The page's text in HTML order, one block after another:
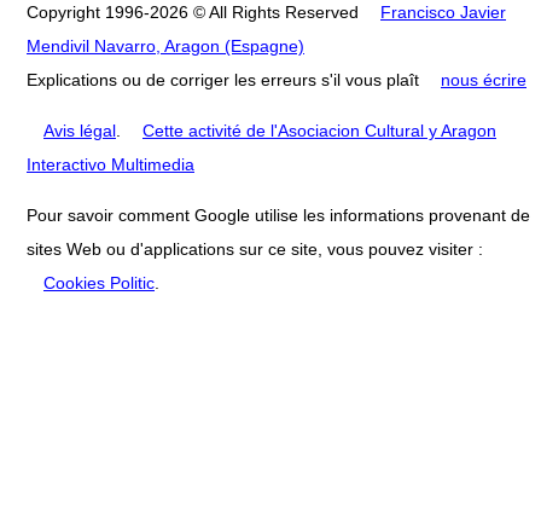
Copyright 1996-2026 © All Rights Reserved
Francisco Javier
Mendivil Navarro, Aragon (Espagne)
Explications ou de corriger les erreurs s'il vous plaît
nous écrire
Avis légal
Cette activité de l'Asociacion Cultural y Aragon
Interactivo Multimedia
Pour savoir comment Google utilise les informations provenant de
sites Web ou d'applications sur ce site, vous pouvez visiter :
Cookies Politic